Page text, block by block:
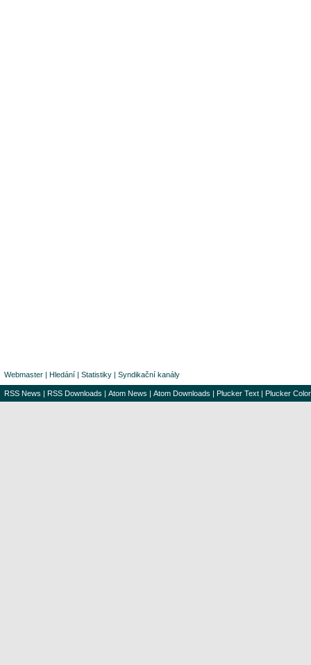
Webmaster | Hledání | Statistiky | Syndikační kanály
RSS News | RSS Downloads | Atom News | Atom Downloads | Plucker Text | Plucker Color